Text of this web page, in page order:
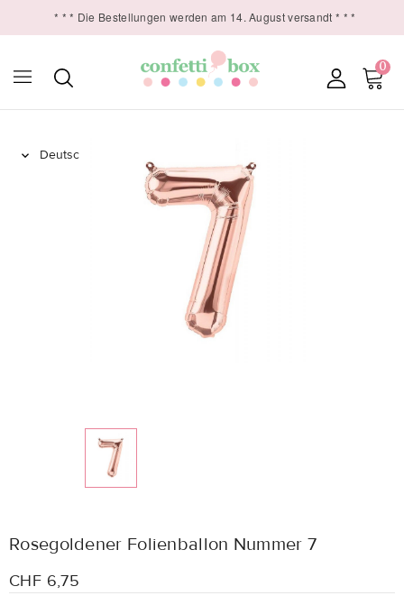
* * * Die Bestellungen werden am 14. August versandt * * *
0

Rosegoldener Folienballon Nummer 7
CHF 6,75